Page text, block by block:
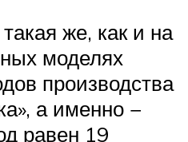
же, как и на
моделях
производства
а именно −
равен 19